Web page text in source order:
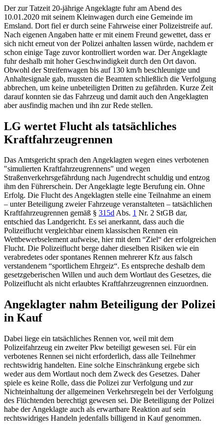
Der zur Tatzeit 20-jährige Angeklagte fuhr am Abend des
10.01.2020 mit seinem Kleinwagen durch eine Gemeinde im
Emsland. Dort fiel er durch seine Fahrweise einer Polizeistreife auf.
Nach eigenen Angaben hatte er mit einem Freund gewettet, dass er
sich nicht erneut von der Polizei anhalten lassen würde, nachdem er
schon einige Tage zuvor kontrolliert worden war. Der Angeklagte
fuhr deshalb mit hoher Geschwindigkeit durch den Ort davon.
Obwohl der Streifenwagen bis auf 130 km/h beschleunigte und
Anhaltesignale gab, mussten die Beamten schließlich die Verfolgung
abbrechen, um keine unbeteiligten Dritten zu gefährden. Kurze Zeit
darauf konnten sie das Fahrzeug und damit auch den Angeklagten
aber ausfindig machen und ihn zur Rede stellen.
LG wertet Flucht als tatsächliches
Kraftfahrzeugrennen
Das Amtsgericht sprach den Angeklagten wegen eines verbotenen
"simulierten Kraftfahrzeugrennens" und wegen
Straßenverkehrsgefährdung nach Jugendrecht schuldig und entzog
ihm den Führerschein. Der Angeklagte legte Berufung ein. Ohne
Erfolg. Die Flucht des Angeklagten stelle eine Teilnahme an einem
– unter Beteiligung zweier Fahrzeuge veranstalteten – tatsächlichen
Kraftfahrzeugrennen gemäß § 315dAbs. 1 Nr. 2 StGB dar,
entschied das Landgericht. Es sei anerkannt, dass auch die
Polizeiflucht vergleichbar einem klassischen Rennen ein
Wettbewerbselement aufweise, hier mit dem “Ziel“ der erfolgreichen
Flucht. Die Polizeiflucht berge daher dieselben Risiken wie ein
verabredetes oder spontanes Rennen mehrerer Kfz aus falsch
verstandenem “sportlichem Ehrgeiz“. Es entspreche deshalb dem
gesetzgeberischen Willen und auch dem Wortlaut des Gesetzes, die
Polizeiflucht als nicht erlaubtes Kraftfahrzeugrennen einzuordnen.
Angeklagter nahm Beteiligung der Polizei
in Kauf
Dabei liege ein tatsächliches Rennen vor, weil mit dem
Polizeifahrzeug ein zweiter Pkw beteiligt gewesen sei. Für ein
verbotenes Rennen sei nicht erforderlich, dass alle Teilnehmer
rechtswidrig handelten. Eine solche Einschränkung ergebe sich
weder aus dem Wortlaut noch dem Zweck des Gesetzes. Daher
spiele es keine Rolle, dass die Polizei zur Verfolgung und zur
Nichteinhaltung der allgemeinen Verkehrsregeln bei der Verfolgung
des Flüchtenden berechtigt gewesen sei. Die Beteiligung der Polizei
habe der Angeklagte auch als erwartbare Reaktion auf sein
rechtswidriges Handeln jedenfalls billigend in Kauf genommen.